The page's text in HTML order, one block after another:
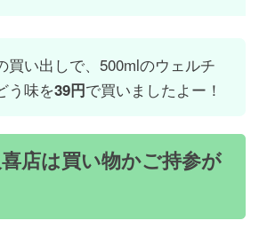
買い出しで、500mlのウェルチ
う味を39円で買いましたよー！
店は買い物かご持参が